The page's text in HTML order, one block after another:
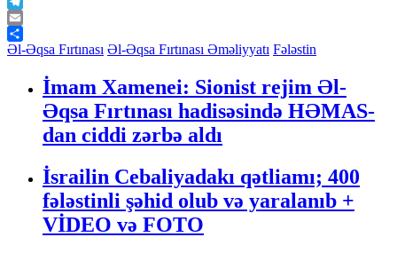
Telegram
Email
Share
Əl-Əqsa Fırtınası Əl-Əqsa Fırtınası Əməliyyatı Fələstin
İmam Xamenei: Sionist rejim Əl-
Əqsa Fırtınası hadisəsində HƏMAS-
dan ciddi zərbə aldı
İsrailin Cebaliyadakı qətliamı; 400
fələstinli şəhid olub və yaralanıb +
VİDEO və FOTO